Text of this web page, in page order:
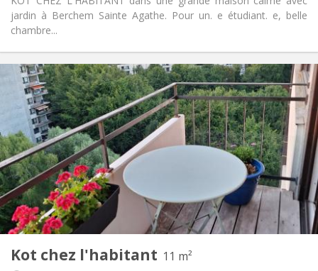
jardin à Berchem Sainte Agathe. Pour un. e étudiant. e, belle
chambre...
Kot chez l'habitant 11 m²
Infos Pratiques
Loyer:
450 €
Charges:
50 €
Durée:
10 mois
Domiciliation:
Non
Aménagement
Salle de bain:
Commune
Cuisine:
Privée (pièce distincte)
Superficie:
11 m
2
Pièces privées:
7